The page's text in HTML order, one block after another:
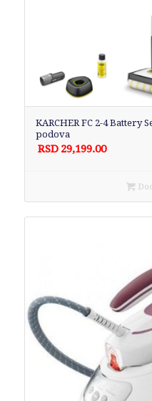
KARCHER FC 2-4 Battery
podova
RSD 29,199.00